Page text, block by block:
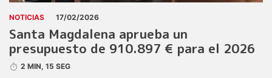
NOTICIAS 17/02/2026
Santa Magdalena aprueba un
presupuesto de 910.897 € para el 2026
2 MIN, 15 SEG